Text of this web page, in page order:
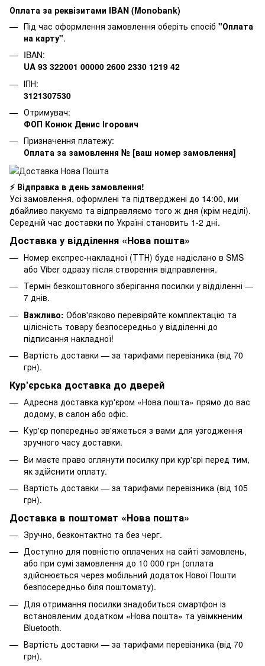
Оплата за реквізитами IBAN (Monobank)
Під час оформлення замовлення оберіть спосіб "Оплата
на карту".
IBAN:
UA 93 322001 00000 2600 2330 1219 42
ІПН:
3121307530
Отримувач:
ФОП Конюк Денис Ігорович
Призначення платежу:
Оплата за замовлення № [ваш номер замовлення]
⚡ Відправка в день замовлення!
Усі замовлення, оформлені та підтверджені до 14:00, ми
дбайливо пакуємо та відправляємо того ж дня (крім неділі).
Середній час доставки по Україні становить 1-2 дні.
Доставка у відділення «Нова пошта»
Номер експрес-накладної (ТТН) буде надіслано в SMS
або Viber одразу після створення відправлення.
Термін безкоштовного зберігання посилки у відділенні —
7 днів.
Важливо: Обов'язково перевіряйте комплектацію та
цілісність товару безпосередньо у відділенні до
підписання накладної!
Вартість доставки — за тарифами перевізника (від 70
грн).
Кур'єрська доставка до дверей
Адресна доставка кур'єром «Нова пошта» прямо до вас
додому, в салон або офіс.
Кур'єр попередньо зв'яжеться з вами для узгодження
зручного часу доставки.
Ви маєте право оглянути посилку при кур'єрі перед тим,
як здійснити оплату.
Вартість доставки — за тарифами перевізника (від 105
грн).
Доставка в поштомат «Нова пошта»
Зручно, безконтактно та без черг.
Доступно для повністю оплачених на сайті замовлень,
або при сумі замовлення до 10 000 грн (оплата
здійснюється через мобільний додаток Нової Пошти
безпосередньо біля поштомату).
Для отримання посилки знадобиться смартфон із
встановленим додатком «Нова пошта» та увімкненим
Bluetooth.
Вартість доставки — за тарифами перевізника (від 70
грн).